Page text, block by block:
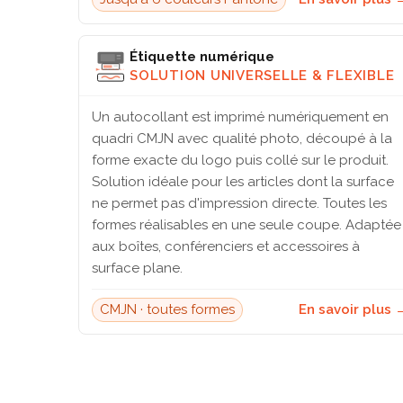
Étiquette numérique
SOLUTION UNIVERSELLE & FLEXIBLE
Un autocollant est imprimé numériquement en
quadri CMJN avec qualité photo, découpé à la
forme exacte du logo puis collé sur le produit.
Solution idéale pour les articles dont la surface
ne permet pas d'impression directe. Toutes les
formes réalisables en une seule coupe. Adaptée
aux boîtes, conférenciers et accessoires à
surface plane.
CMJN · toutes formes En savoir plus